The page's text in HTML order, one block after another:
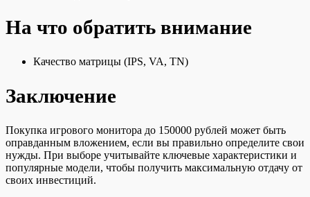
На что обратить внимание
Качество матрицы (IPS, VA, TN)
Заключение
Покупка игрового монитора до 150000 рублей может быть
оправданным вложением, если вы правильно определите свои
нужды. При выборе учитывайте ключевые характеристики и
популярные модели, чтобы получить максимальную отдачу от
своих инвестиций.